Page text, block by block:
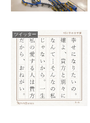
ツイッター